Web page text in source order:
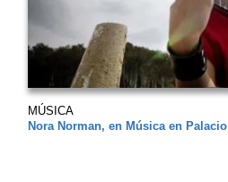
MÚSICA
Nora Norman, en Música en Palacio